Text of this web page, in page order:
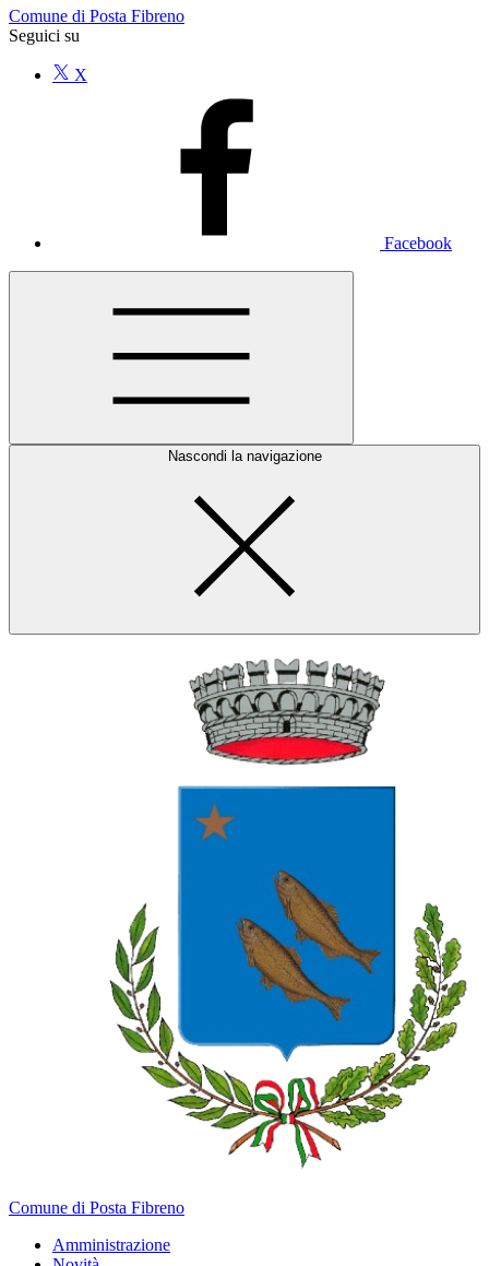
Comune di Posta Fibreno
Seguici su
X
Facebook
Nascondi la navigazione
Comune di Posta Fibreno
Amministrazione